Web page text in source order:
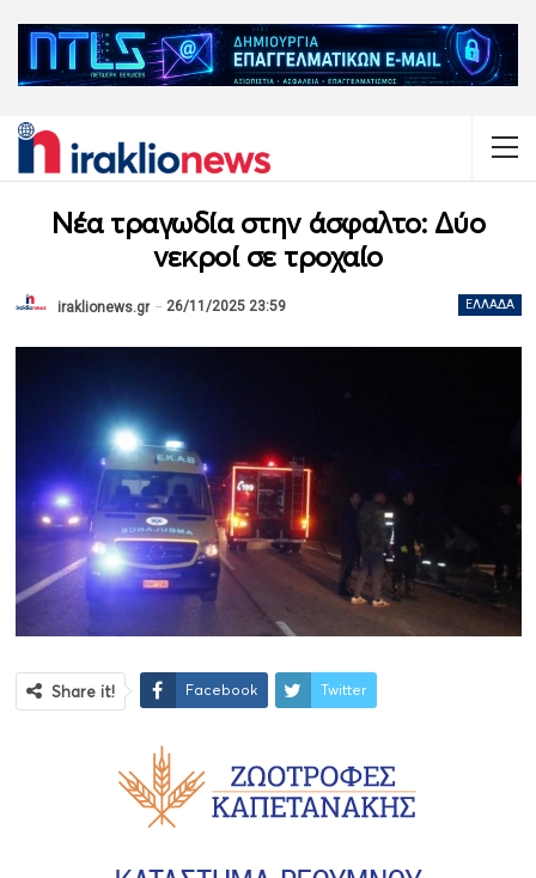
Νέα τραγωδία στην άσφαλτο: Δύο
νεκροί σε τροχαίο
ΕΛΛΆΔΑ
iraklionews.gr 26/11/2025 23:59
Share it! Facebook Twitter